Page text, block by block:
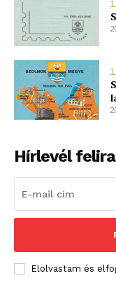
Előfizetés
Kapcsolat
Hirdetés
Hírlevél
Elolvastam és